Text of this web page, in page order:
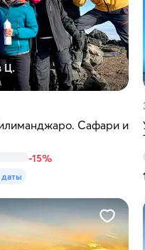
Ц.
Сафари и
-15%
даты